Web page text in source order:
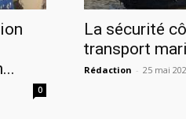
0
La sécurité
transport
Rédaction - 25 mai